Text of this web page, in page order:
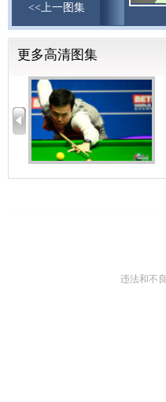
<<上一图集
更多高清图集
违法和不